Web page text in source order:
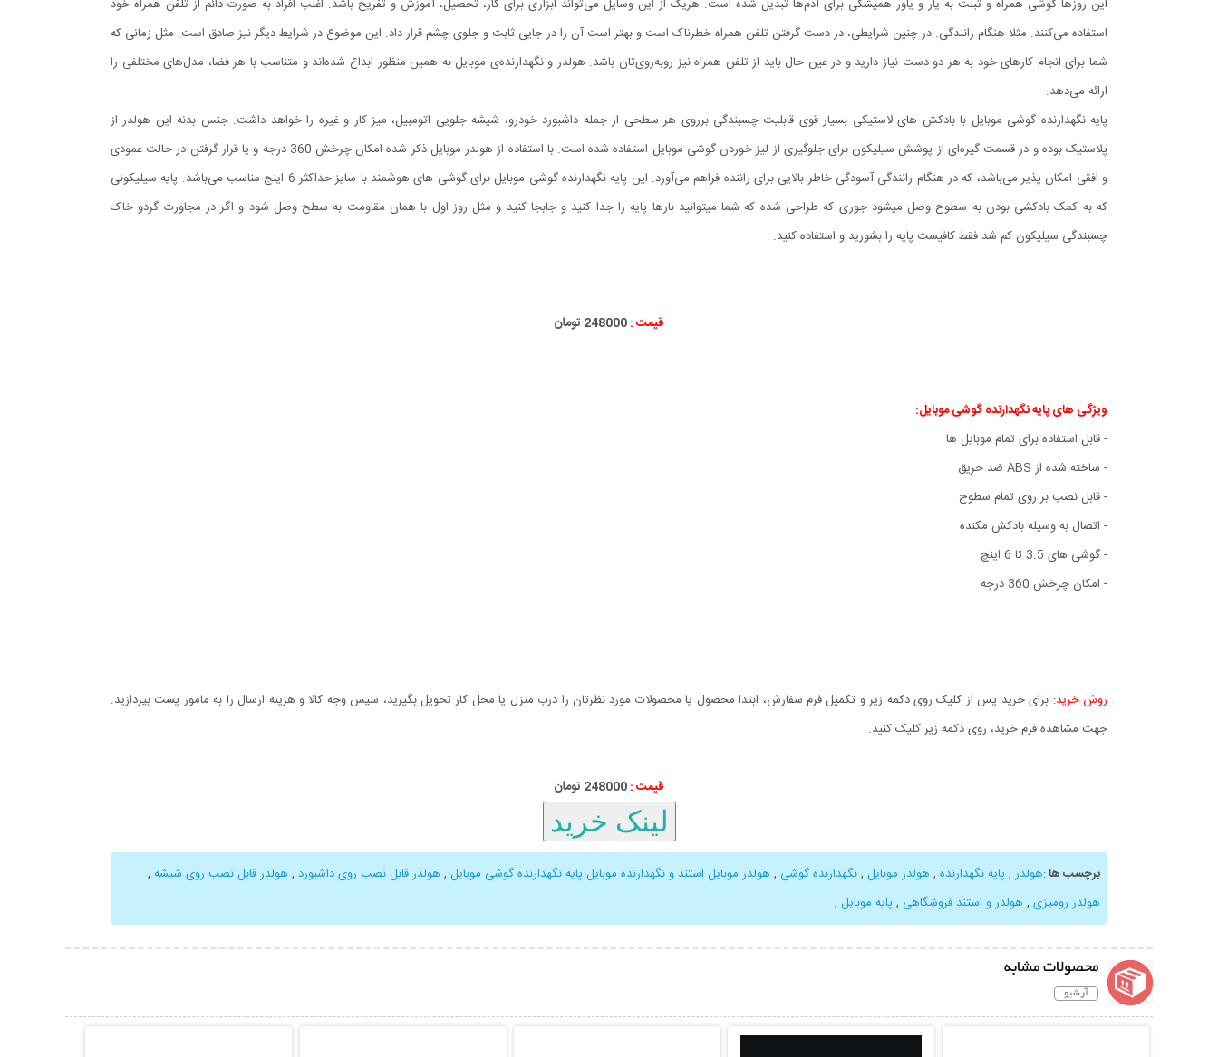
این روزها گوشی همراه و تبلت به یار و یاور همیشگی برای آدم‌ها تبدیل شده است. هریک از این وسایل می‌تواند ابزاری برای کار، تحصیل، آموزش و تفریح باشد. اغلب افراد به صورت دائم از تلفن همراه خود
استفاده می‌کنند. مثلا هنگام رانندگی. در چنین شرایطی، در دست گرفتن تلفن همراه خطرناک است و بهتر است آن را در جایی ثابت و جلوی چشم قرار داد. این موضوع در شرایط دیگر نیز صادق است. مثل زمانی که
شما برای انجام کارهای خود به هر دو دست نیاز دارید و در عین حال باید از تلفن همراه نیز روبه‌روی‌تان باشد. هولدر و نگهدارنده‌ی موبایل به همین منظور ابداع شده‌اند و متناسب با هر فضا، مدل‌های مختلفی را
ارائه می‌دهد.
پایه نگهدارنده گوشی موبایل با بادکش های لاستیکی بسیار قوی قابلیت چسبندگی برروی هر سطحی از جمله داشبورد خودرو، شیشه جلویی اتومبیل، میز کار و غیره را خواهد داشت. جنس بدنه این هولدر از
پلاستیک بوده و در قسمت گیره‌ای از پوشش سیلیکون برای جلوگیری از لیز خوردن گوشی موبایل استفاده شده است. با استفاده از هولدر موبایل ذکر شده امکان چرخش 360 درجه و یا قرار گرفتن در حالت عمودی
و افقی امکان پذیر می‌باشد، که در هنگام رانندگی آسودگی خاطر بالایی برای راننده فراهم می‌آورد. این پایه نگهدارنده گوشی موبایل برای گوشی های هوشمند با سایز حداکثر 6 اینج مناسب می‌باشد. پایه سیلیکونی
که به کمک بادکشی بودن به سطوح وصل میشود جوری که طراحی شده که شما میتوانید بارها پایه را جدا کنید و جابجا کنید و مثل روز اول با همان مقاومت به سطح وصل شود و اگر در مجاورت گردو خاک
چسبندگی سیلیکون کم شد فقط کافیست پایه را بشورید و استفاده کنید.
قیمت :248000 تومان
ویژگی های پایه نگهدارنده گوشی موبایل:
- قابل استفاده برای تمام موبایل ها
- ساخته شده از ABS ضد حریق
- قابل نصب بر روی تمام سطوح
- اتصال به وسیله بادکش مکنده
- گوشی های 3.5 تا 6 اینچ
- امکان چرخش 360 درجه
روش خرید: برای خرید پس از کلیک روی دکمه زیر و تکمیل فرم سفارش، ابتدا محصول یا محصولات مورد نظرتان را درب منزل یا محل کار تحویل بگیرید، سپس وجه کالا و هزینه ارسال را به مامور پست بپردازید.
جهت مشاهده فرم خرید، روی دکمه زیر کلیک کنید.
قیمت :248000 تومان
برچسب ها:هولدر , پایه نگهدارنده‌ , هولدر موبایل ,نگهدارنده گوشی , هولدر موبایل استند و نگهدارنده موبایل پایه نگهدارنده گوشی موبایل , هولدر قابل نصب روی داشبورد , هولدر قابل نصب روی شیشه ,
هولدر رومیزی , هولدر و استند فروشگاهی , پایه موبایل ,
محصولات مشابه
آرشیو